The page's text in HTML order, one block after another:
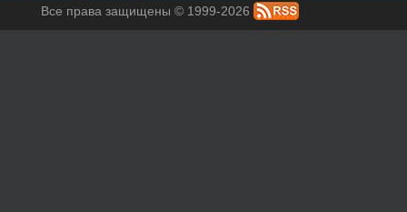
Все права защищены © 1999-2026